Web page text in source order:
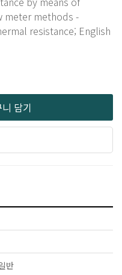
meter methods -
resistance; English
담기
반